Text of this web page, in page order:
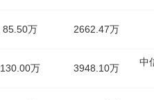
85.50万 2662.47万
130.00万 3948.10万
中